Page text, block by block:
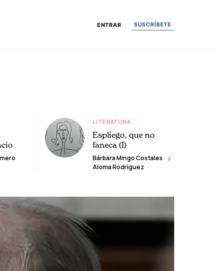
ENTRAR SUSCRÍBETE
LITERATURA
Espliego, que no
faneca (I)
Bárbara Mingo Costales
y
Aloma Rodríguez